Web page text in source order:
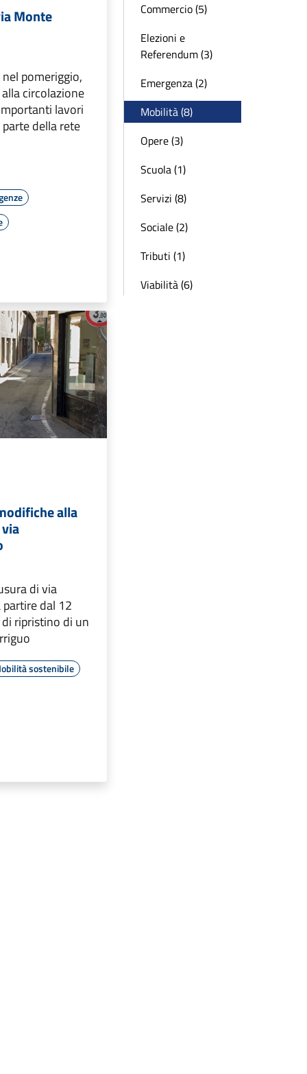
Monte
pomeriggio,
circolazione
lavori
della rete
alla
di via
dal 12
ripristino di un
sostenibile
Commercio (5)
Elezioni e
Referendum (3)
Emergenza (2)
Mobilità (8)
Opere (3)
Scuola (1)
Servizi (8)
Sociale (2)
Tributi (1)
Viabilità (6)